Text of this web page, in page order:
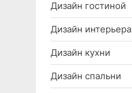
Дизайн гостиной
Дизайн интерьера
Дизайн кухни
Дизайн спальни